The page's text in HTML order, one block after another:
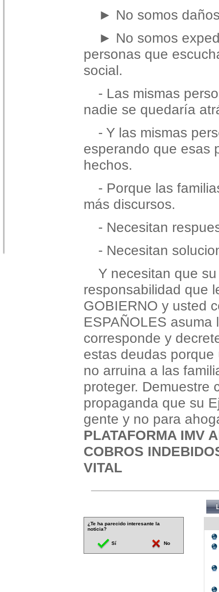
► No somos
► No somos
personas que
social.
- Las mismas
nadie se quedaría
- Y las mismas
esperando que esas
hechos.
- Porque las
más discursos.
- Necesitan
- Necesitan
Y necesitan que
responsabilidad que
GOBIERNO y usted
ESPAÑOLES asuma
corresponde y
estas deudas porque
no arruina a las
proteger. Demuestre
propaganda que su
gente y no para
PLATAFORMA IMV
COBROS
VITAL
¿Te ha parecido interesante la
noticia?
Sí No